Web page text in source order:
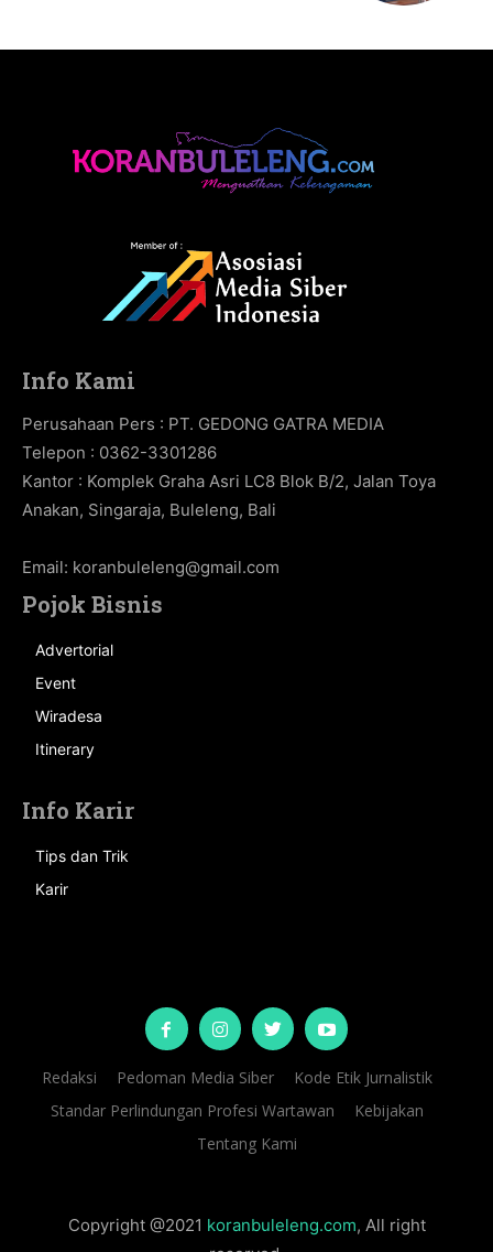
Info Kami
Perusahaan Pers : PT. GEDONG GATRA MEDIA
Telepon : 0362-3301286
Kantor : Komplek Graha Asri LC8 Blok B/2, Jalan Toya
Anakan, Singaraja, Buleleng, Bali
Email: koranbuleleng@gmail.com
Pojok Bisnis
Advertorial
Event
Wiradesa
Itinerary
Info Karir
Tips dan Trik
Karir
Redaksi Pedoman Media Siber
Kode Etik Jurnalistik
Standar Perlindungan Profesi Wartawan
Kebijakan
Tentang Kami
Copyright @2021 koranbuleleng.com, All right